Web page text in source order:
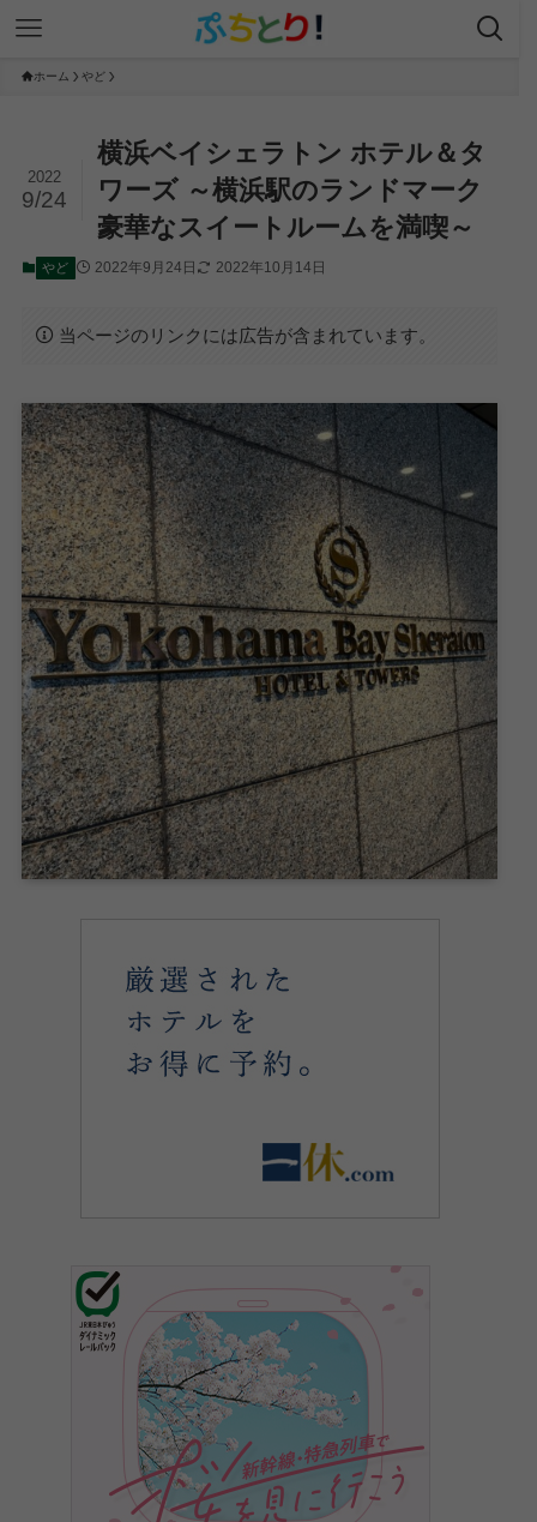
ホーム やど
横浜ベイシェラトン ホテル＆タ
ワーズ ～横浜駅のランドマーク
豪華なスイートルームを満喫～
2022
9/24
やど 2022年9月24日 2022年10月14日
当ページのリンクには広告が含まれています。